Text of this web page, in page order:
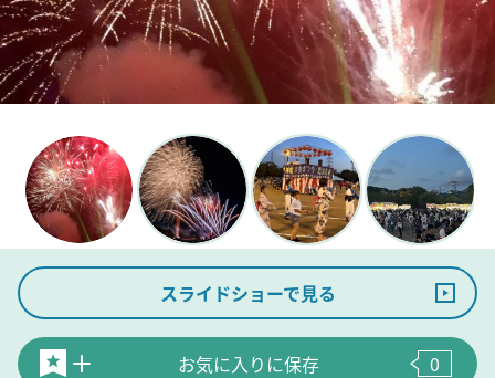
スライドショーで見る
お気に入りに保存 0